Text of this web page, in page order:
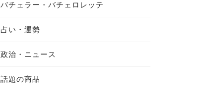
バチェラー・バチェロレッテ
占い・運勢
政治・ニュース
話題の商品